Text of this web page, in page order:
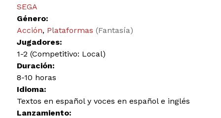
SEGA
Género:
Acción, Plataformas (Fantasía)
Jugadores:
1-2 (Competitivo: Local)
Duración:
8-10 horas
Idioma:
Textos en español y voces en español e inglés
Lanzamiento: